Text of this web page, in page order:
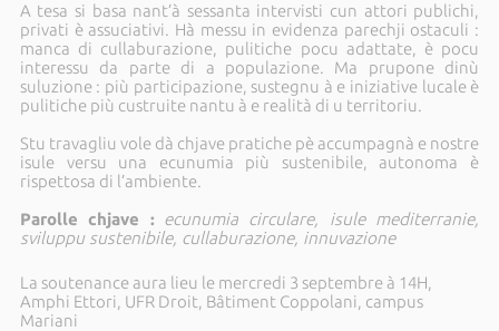
A tesa si basa nant’à sessanta intervisti cun attori publichi,
privati è assuciativi. Hà messu in evidenza parechji ostaculi :
manca di cullaburazione, pulitiche pocu adattate, è pocu
interessu da parte di a populazione. Ma prupone dinù
suluzione : più participazione, sustegnu à e iniziative lucale è
pulitiche più custruite nantu à e realità di u territoriu.
Stu travagliu vole dà chjave pratiche pè accumpagnà e nostre
isule versu una ecunumia più sustenibile, autonoma è
rispettosa di l’ambiente.
Parolle chjave : ecunumia circulare, isule mediterranie,
sviluppu sustenibile, cullaburazione, innuvazione
La soutenance aura lieu le mercredi 3 septembre à 14H,
Amphi Ettori, UFR Droit, Bâtiment Coppolani, campus
Mariani